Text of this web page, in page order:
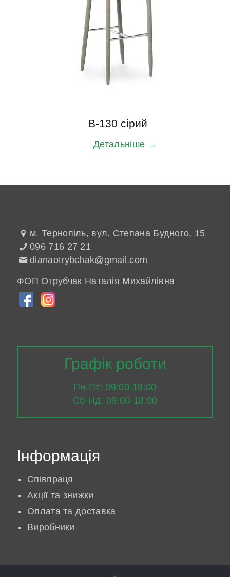
B-130 сірий
Детальніше →
м. Тернопіль, вул. Степана Будного, 15
096 716 27 21
dianaotrybchak@gmail.com
ФОП Отрубчак Наталія Михайлівна
Графік роботи
Пн-Пт: 09:00-19:00
Сб-Нд: 09:00-18:00
Інформація
Співпраця
Акції та знижки
Оплата та доставка
Виробники